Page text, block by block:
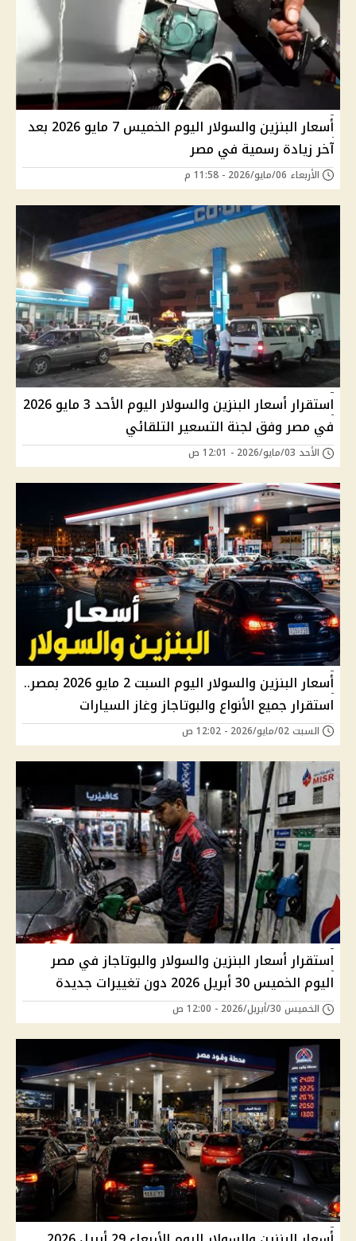
أسعار البنزين والسولار اليوم الخميس 7 مايو 2026 بعد
آخر زيادة رسمية في مصر
الأربعاء 06/مايو/2026 - 11:58 م
استقرار أسعار البنزين والسولار اليوم الأحد 3 مايو 2026
في مصر وفق لجنة التسعير التلقائي
الأحد 03/مايو/2026 - 12:01 ص
أسعار البنزين والسولار اليوم السبت 2 مايو 2026 بمصر..
استقرار جميع الأنواع والبوتاجاز وغاز السيارات
السبت 02/مايو/2026 - 12:02 ص
استقرار أسعار البنزين والسولار والبوتاجاز في مصر
اليوم الخميس 30 أبريل 2026 دون تغييرات جديدة
الخميس 30/أبريل/2026 - 12:00 ص